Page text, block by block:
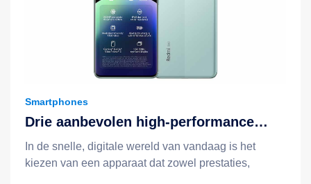
Smartphones
Drie aanbevolen high-performance
apparaten: Redmi Note 14, Redmi
Note 14 Pro 5G en het Xiaomi 15T +
Redmi Pad 2-combinatie
In de snelle, digitale wereld van vandaag is het
kiezen van een apparaat dat zowel prestaties,